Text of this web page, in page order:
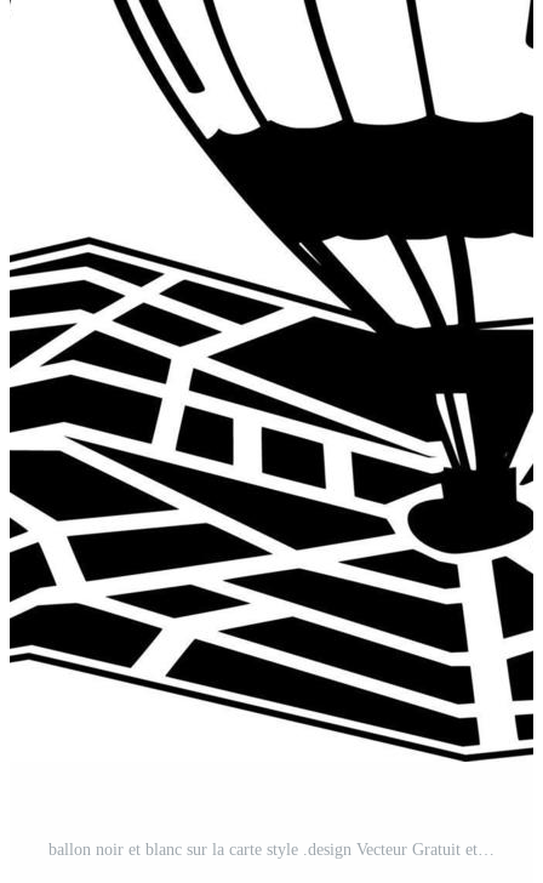
ballon noir et blanc sur la carte style .design Vecteur Gratuit et SVG Gratuit